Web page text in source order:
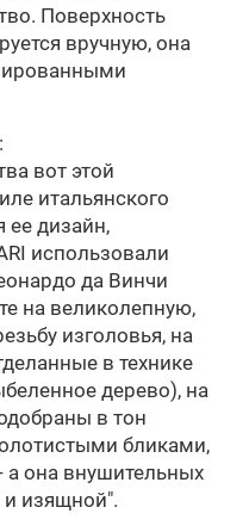
Поверхность
вручную, она
:
вот этой
итальянского
ее дизайн,
использовали
да Винчи
на великолепную,
изголовья, на
в технике
дерево), на
в тон
бликами,
а она внушительных
и изящной".